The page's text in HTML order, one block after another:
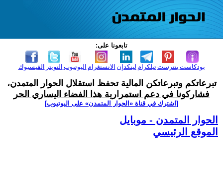
تابعونا على:
الفيسبوك التويتر اليوتيوب الانستغرام لينكدإن تيلكرامبنترست بودكاست
تبرعاتكم وتبرعاتكن المالية تحفظ استقلال الحوار المتمدن،
فشاركونا في دعم استمرارية هذا الفضاء اليساري الحر
[اشترك في قناة ‫«الحوار المتمدن» على اليوتيوب]
الحوار المتمدن - موبايل
الموقع الرئيسي